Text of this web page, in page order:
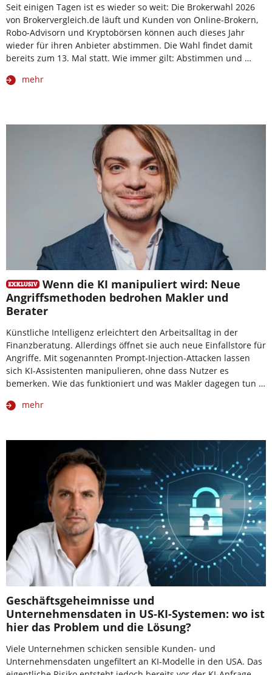
Seit einigen Tagen ist es wieder so weit: Die Brokerwahl 2026
von Brokervergleich.de läuft und Kunden von Online-Brokern,
Robo-Advisorn und Kryptobörsen können auch dieses Jahr
wieder für ihren Anbieter abstimmen. Die Wahl findet damit
bereits zum 13. Mal statt. Wie immer gilt: Abstimmen und …
mehr
Wenn die KI manipuliert wird: Neue
Angriffsmethoden bedrohen Makler und
Berater
Künstliche Intelligenz erleichtert den Arbeitsalltag in der
Finanzberatung. Allerdings öffnet sie auch neue Einfallstore für
Angriffe. Mit sogenannten Prompt-Injection-Attacken lassen
sich KI-Assistenten manipulieren, ohne dass Nutzer es
bemerken. Wie das funktioniert und was Makler dagegen tun …
mehr
Geschäftsgeheimnisse und
Unternehmensdaten in US-KI-Systemen: wo ist
hier das Problem und die Lösung?
Viele Unternehmen schicken sensible Kunden- und
Unternehmensdaten ungefiltert an KI-Modelle in den USA. Das